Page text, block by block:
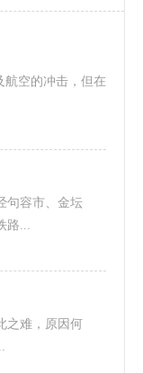
航空的冲击，但在
句容市、金坛
路...
之难，原因何